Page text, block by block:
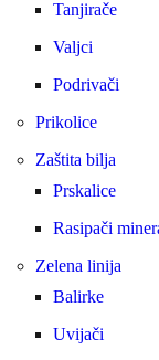
Tanjirače
Valjci
Podrivači
Prikolice
Zaštita bilja
Prskalice
Rasipači
Zelena linija
Balirke
Uvijači